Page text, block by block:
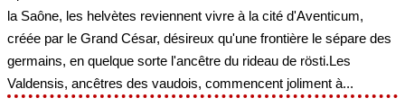
la Saône, les helvètes reviennent vivre à la cité d'Aventicum,
créée par le Grand César, désireux qu'une frontière le sépare des
germains, en quelque sorte l'ancêtre du rideau de rösti.Les
Valdensis, ancêtres des vaudois, commencent joliment à...